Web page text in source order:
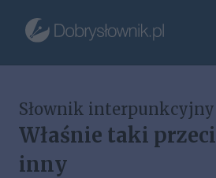
Słownik interpunkcyjny
Właśnie taki
inny